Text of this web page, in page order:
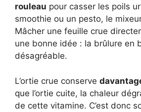
rouleau pour casser les poils
smoothie ou un pesto, le
Mâcher une feuille crue
une bonne idée : la brûlure en
désagréable.
L’ortie crue conserve
que l’ortie cuite, la chaleur
de cette vitamine. C’est donc